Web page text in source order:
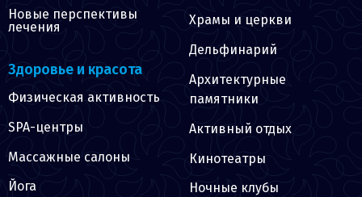
Новые перспективы
лечения
Здоровье и красота
Физическая активность
SPA-центры
Массажные салоны
Йога
Храмы и церкви
Дельфинарий
Архитектурные
памятники
Активный отдых
Кинотеатры
Ночные клубы